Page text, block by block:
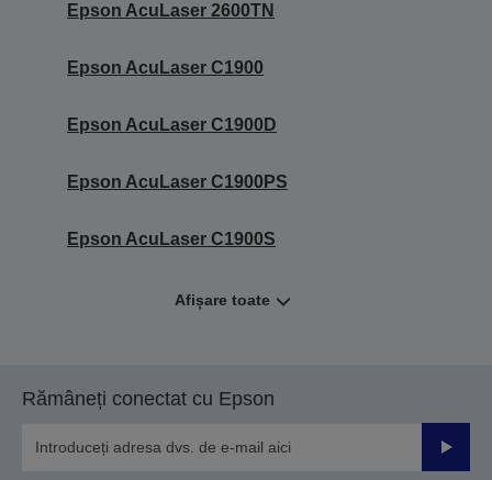
Epson AcuLaser 2600TN
Epson AcuLaser C1900
Epson AcuLaser C1900D
Epson AcuLaser C1900PS
Epson AcuLaser C1900S
Afișare toate
Rămâneți conectat cu Epson